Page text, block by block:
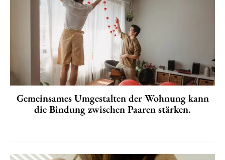
Gemeinsames Umgestalten der Wohnung kann
die Bindung zwischen Paaren stärken.